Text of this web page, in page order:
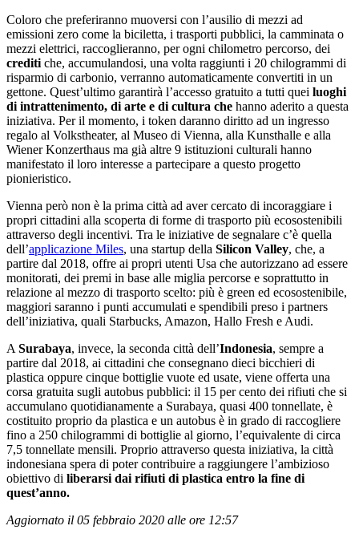
Coloro che preferiranno muoversi con l’ausilio di mezzi ad
emissioni zero come la biciletta, i trasporti pubblici, la camminata o
mezzi elettrici, raccoglieranno, per ogni chilometro percorso, dei
crediti che, accumulandosi, una volta raggiunti i 20 chilogrammi di
risparmio di carbonio, verranno automaticamente convertiti in un
gettone. Quest’ultimo garantirà l’accesso gratuito a tutti quei luoghi
di intrattenimento, di arte e di cultura che hanno aderito a questa
iniziativa. Per il momento, i token daranno diritto ad un ingresso
regalo al Volkstheater, al Museo di Vienna, alla Kunsthalle e alla
Wiener Konzerthaus ma già altre 9 istituzioni culturali hanno
manifestato il loro interesse a partecipare a questo progetto
pionieristico.
Vienna però non è la prima città ad aver cercato di incoraggiare i
propri cittadini alla scoperta di forme di trasporto più ecosostenibili
attraverso degli incentivi. Tra le iniziative de segnalare c’è quella
dell’applicazione Miles, una startup della Silicon Valley, che, a
partire dal 2018, offre ai propri utenti Usa che autorizzano ad essere
monitorati, dei premi in base alle miglia percorse e soprattutto in
relazione al mezzo di trasporto scelto: più è green ed ecosostenibile,
maggiori saranno i punti accumulati e spendibili preso i partners
dell’iniziativa, quali Starbucks, Amazon, Hallo Fresh e Audi.
A Surabaya, invece, la seconda città dell’Indonesia, sempre a
partire dal 2018, ai cittadini che consegnano dieci bicchieri di
plastica oppure cinque bottiglie vuote ed usate, viene offerta una
corsa gratuita sugli autobus pubblici: il 15 per cento dei rifiuti che si
accumulano quotidianamente a Surabaya, quasi 400 tonnellate, è
costituito proprio da plastica e un autobus è in grado di raccogliere
fino a 250 chilogrammi di bottiglie al giorno, l’equivalente di circa
7,5 tonnellate mensili. Proprio attraverso questa iniziativa, la città
indonesiana spera di poter contribuire a raggiungere l’ambizioso
obiettivo di liberarsi dai rifiuti di plastica entro la fine di
quest’anno.
Aggiornato il 05 febbraio 2020 alle ore 12:57